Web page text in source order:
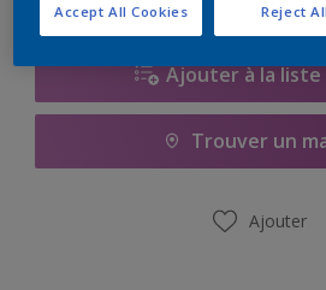
Ajouter à la liste
Trouver un
Ajouter
Reject All
Accept All Cookies